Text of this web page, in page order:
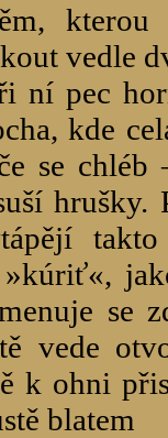
vedle
ní pec
kde
se
hrušky.
se
vede
k ohni
blatem